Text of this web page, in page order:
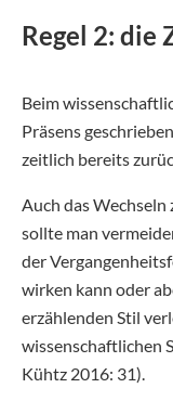
Regel 2: die
Beim
Präsens
zeitlich bereits
Auch das
sollte man
der
wirken kann oder
erzählenden Stil
wissenschaftlichen
Kühtz 2016: 31).